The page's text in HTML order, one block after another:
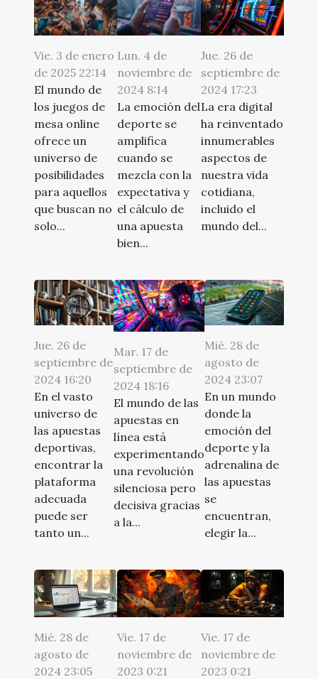
Vie. 3 de enero
de 2025 22:14
El mundo de
los juegos de
mesa online
ofrece un
universo de
posibilidades
para aquellos
que buscan no
solo...
Lun. 4 de
noviembre de
2024 8:14
La emoción del
deporte se
amplifica
cuando se
mezcla con la
expectativa y
el cálculo de
una apuesta
bien...
Jue. 26 de
septiembre de
2024 17:23
La era digital
ha reinventado
innumerables
aspectos de
nuestra vida
cotidiana,
incluido el
mundo del...
Jue. 26 de
septiembre de
2024 16:20
En el vasto
universo de
las apuestas
deportivas,
encontrar la
plataforma
adecuada
puede ser
tanto un...
Mar. 17 de
septiembre de
2024 18:16
El mundo de las
apuestas en
línea está
experimentando
una revolución
silenciosa pero
decisiva gracias
a la...
Mié. 28 de
agosto de
2024 23:07
En un mundo
donde la
emoción del
deporte y la
adrenalina de
las apuestas
se
encuentran,
elegir la...
Mié. 28 de
agosto de
2024 23:05
Vie. 17 de
noviembre de
2023 0:21
Vie. 17 de
noviembre de
2023 0:21